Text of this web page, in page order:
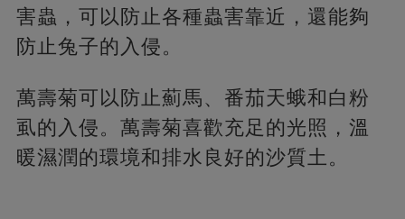
害蟲，可以防止各種蟲害靠近，還能夠
防止兔子的入侵。
萬壽菊可以防止薊馬、番茄天蛾和白粉
虱的入侵。萬壽菊喜歡充足的光照，溫
暖濕潤的環境和排水良好的沙質土。